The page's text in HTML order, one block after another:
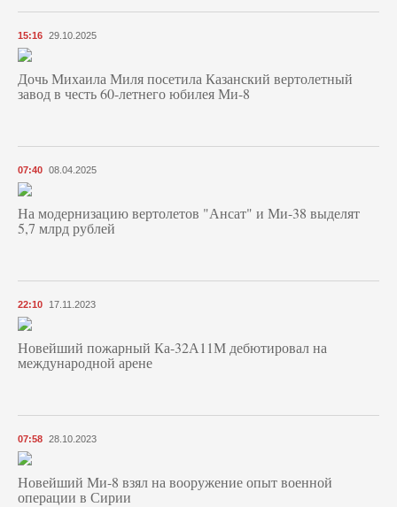
15:16 29.10.2025
Дочь Михаила Миля посетила Казанский вертолетный
завод в честь 60-летнего юбилея Ми-8
07:40 08.04.2025
На модернизацию вертолетов "Ансат" и Ми-38 выделят
5,7 млрд рублей
22:10 17.11.2023
Новейший пожарный Ка-32А11М дебютировал на
международной арене
07:58 28.10.2023
Новейший Ми-8 взял на вооружение опыт военной
операции в Сирии